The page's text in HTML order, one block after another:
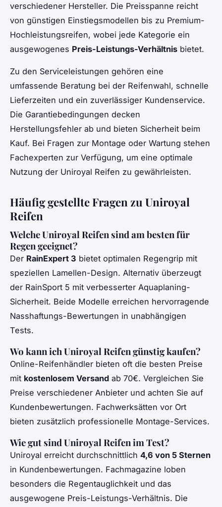
verschiedener Hersteller. Die Preisspanne reicht
von günstigen Einstiegsmodellen bis zu Premium-
Hochleistungsreifen, wobei jede Kategorie ein
ausgewogenes Preis-Leistungs-Verhältnis bietet.
Zu den Serviceleistungen gehören eine
umfassende Beratung bei der Reifenwahl, schnelle
Lieferzeiten und ein zuverlässiger Kundenservice.
Die Garantiebedingungen decken
Herstellungsfehler ab und bieten Sicherheit beim
Kauf. Bei Fragen zur Montage oder Wartung stehen
Fachexperten zur Verfügung, um eine optimale
Nutzung der Uniroyal Reifen zu gewährleisten.
Häufig gestellte Fragen zu Uniroyal
Reifen
Welche Uniroyal Reifen sind am besten für
Regen geeignet?
Der RainExpert 3 bietet optimalen Regengrip mit
speziellen Lamellen-Design. Alternativ überzeugt
der RainSport 5 mit verbesserter Aquaplaning-
Sicherheit. Beide Modelle erreichen hervorragende
Nasshaftungs-Bewertungen in unabhängigen
Tests.
Wo kann ich Uniroyal Reifen günstig kaufen?
Online-Reifenhändler bieten oft die besten Preise
mit kostenlosem Versand ab 70€. Vergleichen Sie
Preise verschiedener Anbieter und achten Sie auf
Kundenbewertungen. Fachwerksätten vor Ort
bieten zusätzlich professionelle Montage-Services.
Wie gut sind Uniroyal Reifen im Test?
Uniroyal erreicht durchschnittlich 4,6 von 5 Sternen
in Kundenbewertungen. Fachmagazine loben
besonders die Regentauglichkeit und das
ausgewogene Preis-Leistungs-Verhältnis. Die